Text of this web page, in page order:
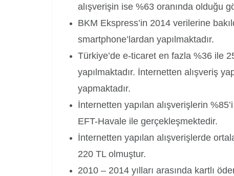
alışverişin ise %63 oranında olduğu
BKM Ekspress’in 2014 verilerine
smartphone’lardan yapılmaktadır.
Türkiye’de e-ticaret en fazla %36 ile
yapılmaktadır. İnternetten alışveriş
yapmaktadır.
İnternetten yapılan alışverişlerin
EFT-Havale ile gerçekleşmektedir.
İnternetten yapılan alışverişlerde
220 TL olmuştur.
2010 – 2014 yılları arasında kartlı